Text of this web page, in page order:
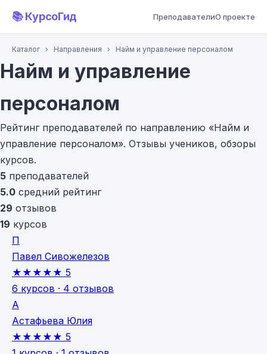
📚 КурсоГид ПреподавателиО проекте
Каталог › Направления › Найм и управление персоналом
Найм и управление
персоналом
Рейтинг преподавателей по направлению «Найм и
управление персоналом». Отзывы учеников, обзоры
курсов.
5 преподавателей
5.0 средний рейтинг
29 отзывов
19 курсов
П
Павел Сивожелезов
★★★★★ 5
6 курсов · 4 отзывов
А
Астафьева Юлия
★★★★★ 5